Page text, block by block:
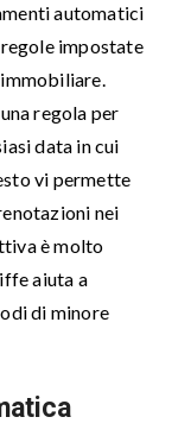
automatici
impostate
regola per
data in cui
vi permette
nei
è molto
aiuta a
di minore